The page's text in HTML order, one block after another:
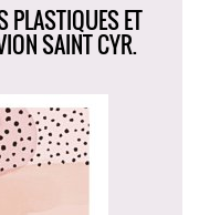
PLASTIQUES ET
SAINT CYR.